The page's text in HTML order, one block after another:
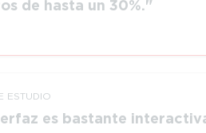
de hasta un 30%.
ESTUDIO
es bastante